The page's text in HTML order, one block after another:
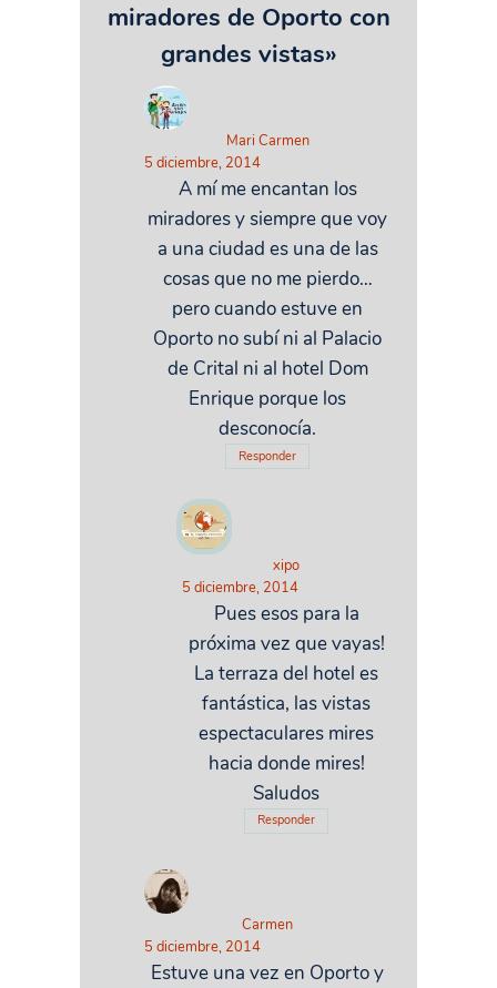
miradores de Oporto con
grandes vistas»
Mari Carmen
5 diciembre, 2014
A mí me encantan los
miradores y siempre que voy
a una ciudad es una de las
cosas que no me pierdo…
pero cuando estuve en
Oporto no subí ni al Palacio
de Crital ni al hotel Dom
Enrique porque los
desconocía.
Responder
xipo
5 diciembre, 2014
Pues esos para la
próxima vez que vayas!
La terraza del hotel es
fantástica, las vistas
espectaculares mires
hacia donde mires!
Saludos
Responder
Carmen
5 diciembre, 2014
Estuve una vez en Oporto y